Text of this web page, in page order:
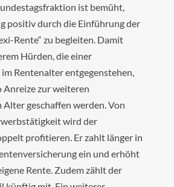
ist bemüht,
positiv durch die Einführung der
Rente“ zu begleiten. Damit
Hürden, die einer
Rentenalter entgegenstehen,
zur weiteren
Alter geschaffen werden. Von
wird der
profitieren. Er zahlt länger in
ein und erhöht
Rente. Zudem zählt der